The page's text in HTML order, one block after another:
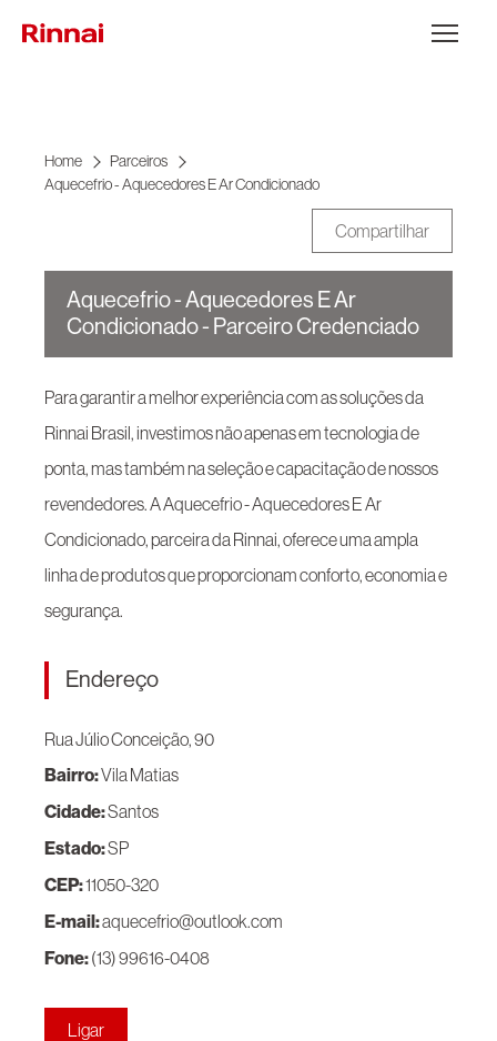
Abrir Menu
Home
Parceiros
Aquecefrio - Aquecedores E Ar Condicionado
Compartilhar
Aquecefrio - Aquecedores E Ar
Condicionado - Parceiro Credenciado
Para garantir a melhor experiência com as soluções da
Rinnai Brasil, investimos não apenas em tecnologia de
ponta, mas também na seleção e capacitação de nossos
revendedores. A Aquecefrio - Aquecedores E Ar
Condicionado, parceira da Rinnai, oferece uma ampla
linha de produtos que proporcionam conforto, economia e
segurança.
Endereço
Rua Júlio Conceição, 90
Bairro:Vila Matias
Cidade:Santos
Estado:SP
CEP:11050-320
E-mail:aquecefrio@outlook.com
Fone:(13) 99616-0408
Ligar